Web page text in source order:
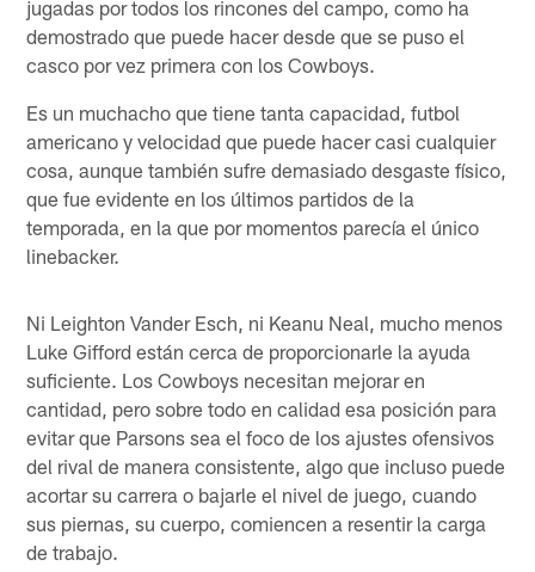
jugadas por todos los rincones del campo, como ha
demostrado que puede hacer desde que se puso el
casco por vez primera con los Cowboys.
Es un muchacho que tiene tanta capacidad, futbol
americano y velocidad que puede hacer casi cualquier
cosa, aunque también sufre demasiado desgaste físico,
que fue evidente en los últimos partidos de la
temporada, en la que por momentos parecía el único
linebacker.
Ni Leighton Vander Esch, ni Keanu Neal, mucho menos
Luke Gifford están cerca de proporcionarle la ayuda
suficiente. Los Cowboys necesitan mejorar en
cantidad, pero sobre todo en calidad esa posición para
evitar que Parsons sea el foco de los ajustes ofensivos
del rival de manera consistente, algo que incluso puede
acortar su carrera o bajarle el nivel de juego, cuando
sus piernas, su cuerpo, comiencen a resentir la carga
de trabajo.